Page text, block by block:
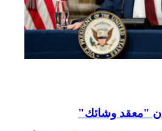
"معقد وشائك"